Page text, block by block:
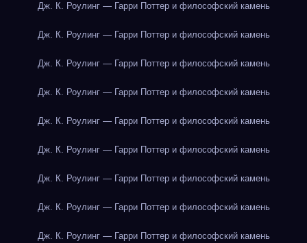
Дж. К. Роулинг — Гарри Поттер и философский камень
Дж. К. Роулинг — Гарри Поттер и философский камень
Дж. К. Роулинг — Гарри Поттер и философский камень
Дж. К. Роулинг — Гарри Поттер и философский камень
Дж. К. Роулинг — Гарри Поттер и философский камень
Дж. К. Роулинг — Гарри Поттер и философский камень
Дж. К. Роулинг — Гарри Поттер и философский камень
Дж. К. Роулинг — Гарри Поттер и философский камень
Дж. К. Роулинг — Гарри Поттер и философский камень